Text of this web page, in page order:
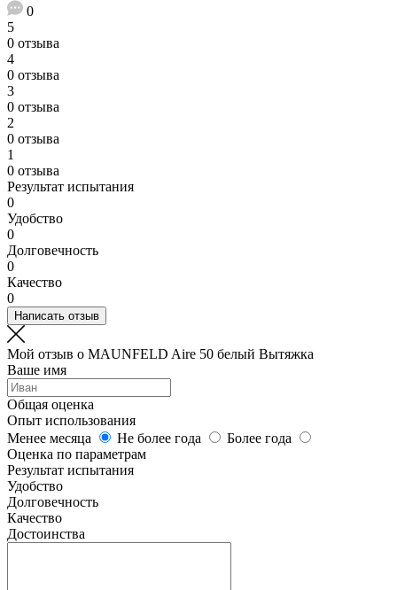
0
5
0 отзыва
4
0 отзыва
3
0 отзыва
2
0 отзыва
1
0 отзыва
Результат испытания
0
Удобство
0
Долговечность
0
Качество
0
Написать отзыв
Мой отзыв о MAUNFELD Aire 50 белый Вытяжка
Ваше имя
Общая оценка
Опыт использования
Менее месяца
Не более года
Более года
Оценка по параметрам
Результат испытания
Удобство
Долговечность
Качество
Достоинства